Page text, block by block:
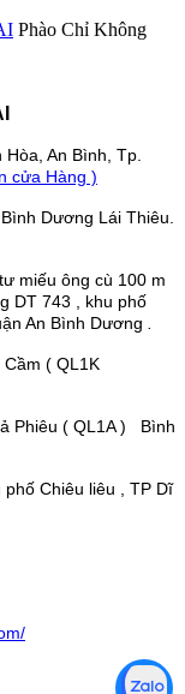
Phào Chỉ Không
An Bình, Tp.
cửa Hàng )
Dương Lái Thiêu.
miếu ông cù 100 m
DT 743 , khu phố
An Bình Dương
Cầm ( QL1K
Phiêu ( QL1A ) Bình
Chiêu liêu , TP Dĩ